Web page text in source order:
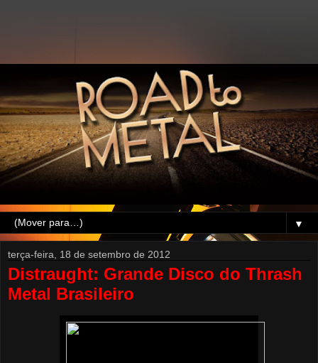
▼
terça-feira, 18 de setembro de 2012
Distraught: Grande Disco do Thrash
Metal Brasileiro